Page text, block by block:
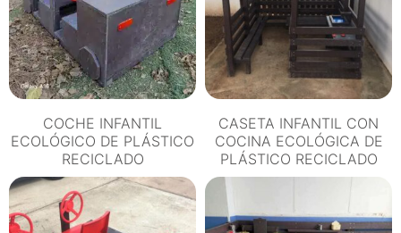
COCHE INFANTIL
ECOLÓGICO DE PLÁSTICO
RECICLADO
CASETA INFANTIL CON
COCINA ECOLÓGICA DE
PLÁSTICO RECICLADO